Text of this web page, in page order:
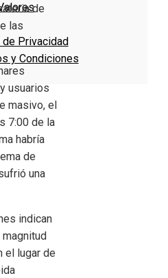
Privacidad
y Condiciones
de
las
usuarios
masivo, el
7:00 de la
habría
de
una
indican
el lugar de